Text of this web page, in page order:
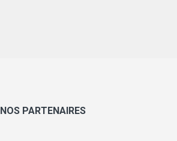
NOS PARTENAIRES